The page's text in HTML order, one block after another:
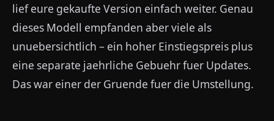
lief eure gekaufte Version einfach weiter. Genau
dieses Modell empfanden aber viele als
unuebersichtlich – ein hoher Einstiegspreis plus
eine separate jaehrliche Gebuehr fuer Updates.
Das war einer der Gruende fuer die Umstellung.